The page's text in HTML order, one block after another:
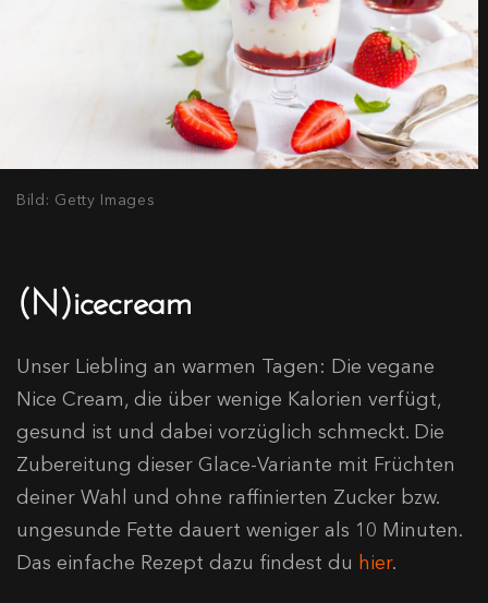
Bild: Getty Images
(N)icecream
Unser Liebling an warmen Tagen: Die vegane
Nice Cream, die über wenige Kalorien verfügt,
gesund ist und dabei vorzüglich schmeckt. Die
Zubereitung dieser Glace-Variante mit Früchten
deiner Wahl und ohne raffinierten Zucker bzw.
ungesunde Fette dauert weniger als 10 Minuten.
Das einfache Rezept dazu findest du hier.